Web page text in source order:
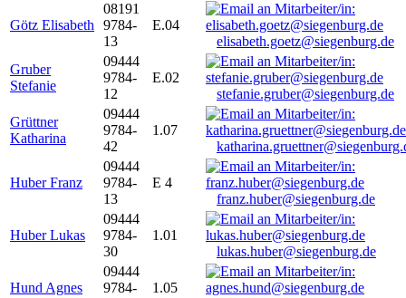
Götz Elisabeth
08191
9784-
13
E.04
elisabeth.goetz@siegenburg.de
Gruber
Stefanie
09444
9784-
12
E.02
stefanie.gruber@siegenburg.de
Grüttner
Katharina
09444
9784-
42
1.07
Huber Franz
09444
9784-
13
E 4
franz.huber@siegenburg.de
Huber Lukas
09444
9784-
30
1.01
lukas.huber@siegenburg.de
Hund Agnes
09444
9784-
1.05